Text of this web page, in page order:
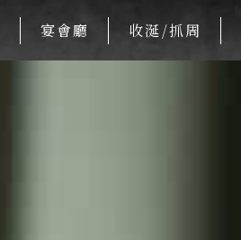
宴會廳 收涎/抓周